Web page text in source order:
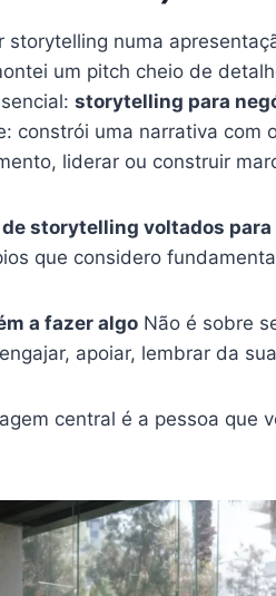
numa
um pitch cheio de
storytelling para
constrói uma narrativa
liderar ou construir
storytelling voltados para
que considero
a fazer algo Não é sobre
apoiar, lembrar da
central é a pessoa que